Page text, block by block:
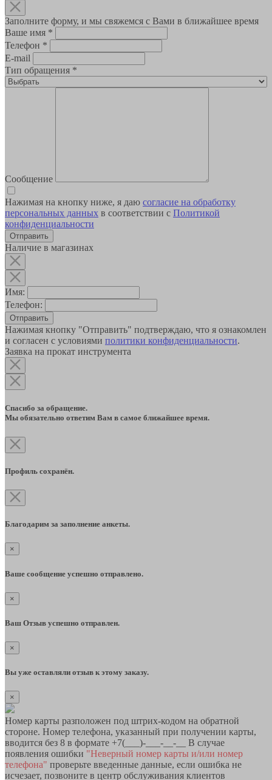
Заполните форму, и мы свяжемся с Вами в ближайшее время
Ваше имя *
Телефон *
E-mail
Тип обращения *
Сообщение
Нажимая на кнопку ниже, я даю согласие на обработку
персональных данных в соответствии с Политикой
конфиденциальности
Наличие в магазинах
Имя:
Телефон:
Отправить
Нажимая кнопку "Отправить" подтверждаю, что я ознакомлен
и согласен с условиями политики конфиденциальности.
Заявка на прокат инструмента
Спасибо за обращение.
Мы обязательно ответим Вам в самое ближайшее время.
Профиль сохранён.
Благодарим за заполнение анкеты.
×
Ваше сообщение успешно отправлено.
×
Ваш Отзыв успешно отправлен.
×
Вы уже оставляли отзыв к этому заказу.
×
Номер карты разположен под штрих-кодом на обратной
стороне. Номер телефона, указанный при получении карты,
вводится без 8 в формате +7(___)-___-__-__ В случае
появления ошибки "Неверный номер карты и/или номер
телефона" проверьте введенные данные, если ошибка не
исчезает, позвоните в центр обслуживания клиентов